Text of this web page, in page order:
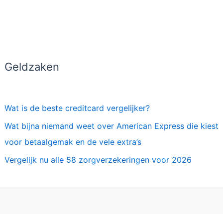
Geldzaken
Wat is de beste creditcard vergelijker?
Wat bijna niemand weet over American Express die kiest
voor betaalgemak en de vele extra’s
Vergelijk nu alle 58 zorgverzekeringen voor 2026